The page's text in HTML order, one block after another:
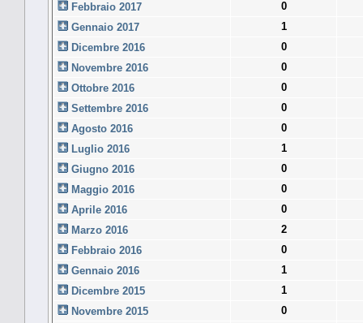
Febbraio 2017
0
Gennaio 2017
1
Dicembre 2016
0
Novembre 2016
0
Ottobre 2016
0
Settembre 2016
0
Agosto 2016
0
Luglio 2016
1
Giugno 2016
0
Maggio 2016
0
Aprile 2016
0
Marzo 2016
2
Febbraio 2016
0
Gennaio 2016
1
Dicembre 2015
1
Novembre 2015
0